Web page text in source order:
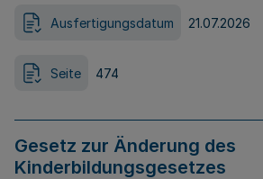
Ausfertigungsdatum 21.07.2026
Seite 474
Gesetz zur Änderung des
Kinderbildungsgesetzes